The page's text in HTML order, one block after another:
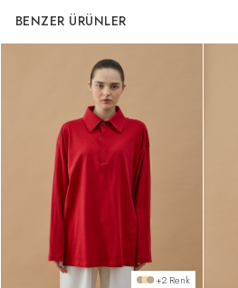
BENZER ÜRÜNLER
+2 Renk